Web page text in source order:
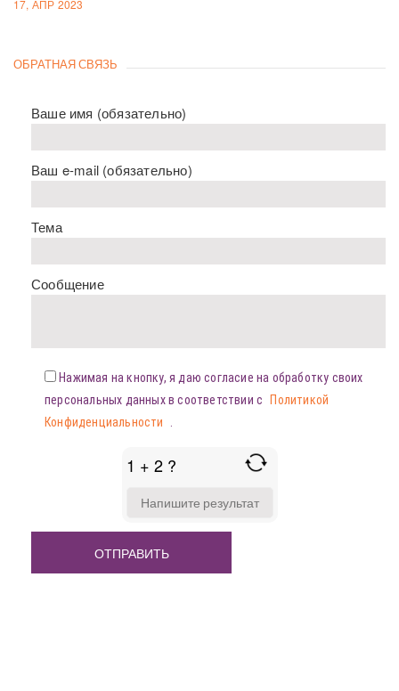
17, АПР 2023
ОБРАТНАЯ СВЯЗЬ
Ваше имя (обязательно)
Ваш e-mail (обязательно)
Тема
Сообщение
Нажимая на кнопку, я даю согласие на обработку своих
персональных данных в соответствии с
Политикой
Конфиденциальности
1 + 2 ?
FOR
+